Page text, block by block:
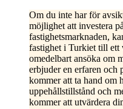
Om du inte har för
möjlighet att investera
fastighetsmarknaden,
fastighet i Turkiet till ett
omedelbart ansöka om
erbjuder en erfaren och
kommer att ta hand om
uppehållstillstånd och
kommer att utvärdera